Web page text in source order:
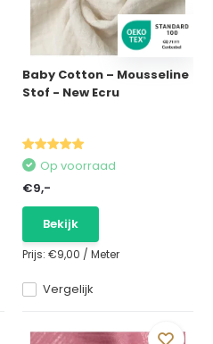
Baby Cotton – Mousseline
Stof - New Ecru
Vergelijk
Op voorraad
€9,-
Bekijk
Prijs: €9,00 / Meter